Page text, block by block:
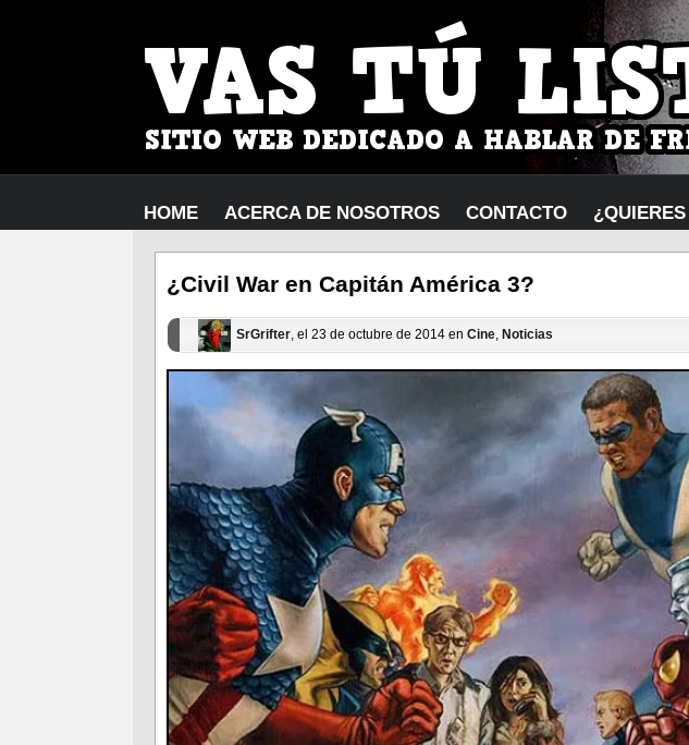
HOME ACERCA DE NOSOTROS CONTACTO
¿Civil War en Capitán América 3?
SrGrifter, el 23 de octubre de 2014 en Cine, Noticias